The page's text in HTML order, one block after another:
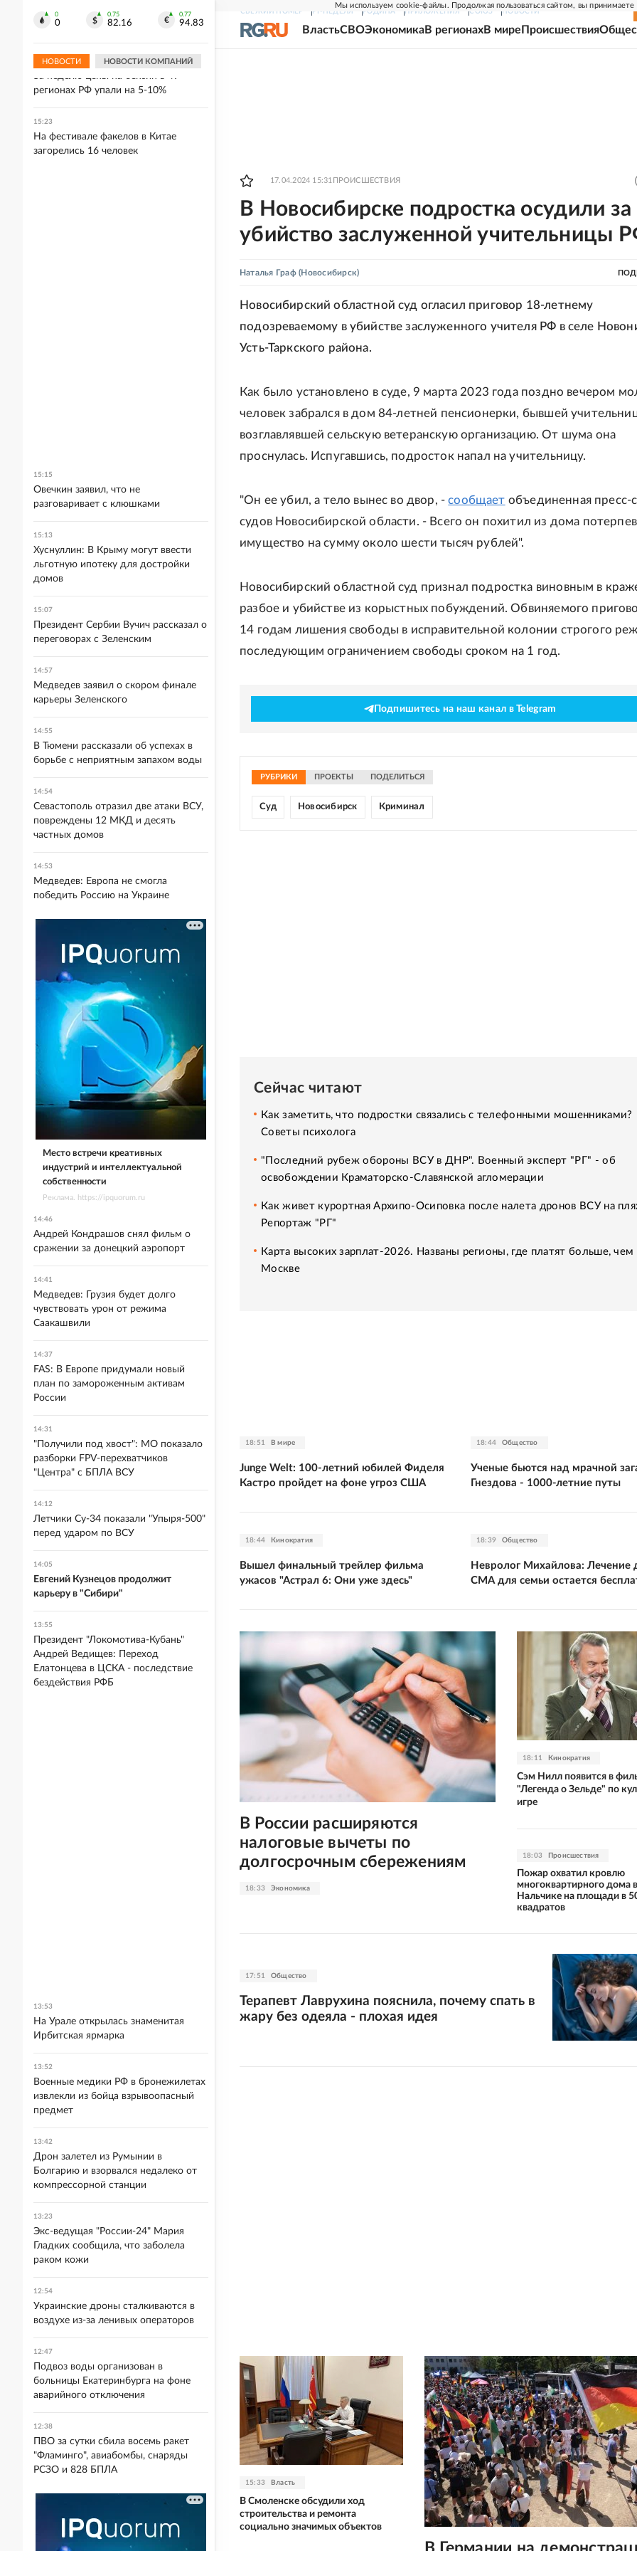
Мы используем cookie-файлы. Продолжая пользоваться сайтом, вы принимаете
СВЕЖИЙ НОМЕР РГ-НЕДЕЛЯ РОДИНА ПРИЛОЖЕНИЯ СОЮЗ НОВОСТИ
ВластьСВОЭкономикаВ регионахВ мире Происшествия
17.04.2024 15:31 ПРОИСШЕСТВИЯ
В Новосибирске подростка осудили за
убийство заслуженной учительницы
Наталья Граф(Новосибирск)
Новосибирский областной суд огласил приговор 18-летнему
подозреваемому в убийстве заслуженного учителя РФ в селе
Усть-Таркского района.
Как было установлено в суде, 9 марта 2023 года поздно вечером
человек забрался в дом 84-летней пенсионерки, бывшей
возглавлявшей сельскую ветеранскую организацию. От шума она
проснулась. Испугавшись, подросток напал на учительницу.
"Он ее убил, а тело вынес во двор, -сообщает объединенная пресс-
судов Новосибирской области. - Всего он похитил из дома
имущество на сумму около шести тысяч рублей".
Новосибирский областной суд признал подростка виновным в
разбое и убийстве из корыстных побуждений. Обвиняемого
14 годам лишения свободы в исправительной колонии строгого
последующим ограничением свободы сроком на 1 год.
Подпишитесь на наш канал в Telegram
РУБРИКИ ПРОЕКТЫ ПОДЕЛИТЬСЯ
Суд Новосибирск Криминал
Сейчас читают
Как заметить, что подростки связались с телефонными мошенниками?
Советы психолога
"Последний рубеж обороны ВСУ в ДНР". Военный эксперт "РГ" - об
освобождении Краматорско-Славянской агломерации
Как живет курортная Архипо-Осиповка после налета дронов ВСУ на
Репортаж "РГ"
Карта высоких зарплат-2026. Названы регионы, где платят больше, чем
Москве
18:51 В мире
Junge Welt: 100-летний юбилей Фиделя
Кастро пройдет на фоне угроз США
18:44 Общество
Ученые бьются над мрачной
Гнездова - 1000-летние путы
18:44 Кинократия
Вышел финальный трейлер фильма
ужасов "Астрал 6: Они уже здесь"
18:39 Общество
Невролог Михайлова: Лечение
СМА для семьи остается
18:33 Экономика
В России расширяются
налоговые вычеты по
долгосрочным сбережениям
18:11 Кинократия
Сэм Нилл появится в
"Легенда о Зельде" по
игре
18:03 Происшествия
Пожар охватил кровлю
многоквартирного дома в
Нальчике на площади в
квадратов
17:51 Общество
Терапевт Лаврухина пояснила, почему спать в
жару без одеяла - плохая идея
В Германии на
15:33 Власть
В Смоленске обсудили ход
строительства и ремонта
социально значимых объектов
0
0
0.75
82.16
0.77
94.83
НОВОСТИ НОВОСТИ КОМПАНИЙ
отлетело в легковушку, один человек
15:47
За неделю цены на бензин в 49
регионах РФ упали на 5-10%
15:23
На фестивале факелов в Китае
загорелись 16 человек
15:15
Овечкин заявил, что не
разговаривает с клюшками
15:13
Хуснуллин: В Крыму могут ввести
льготную ипотеку для достройки
домов
15:07
Президент Сербии Вучич рассказал о
переговорах с Зеленским
14:57
Медведев заявил о скором финале
карьеры Зеленского
14:55
В Тюмени рассказали об успехах в
борьбе с неприятным запахом воды
14:54
Севастополь отразил две атаки ВСУ,
повреждены 12 МКД и десять
частных домов
14:53
Медведев: Европа не смогла
победить Россию на Украине
Место встречи креативных
индустрий и интеллектуальной
собственности
Реклама. https://ipquorum.ru
14:46
Андрей Кондрашов снял фильм о
сражении за донецкий аэропорт
14:41
Медведев: Грузия будет долго
чувствовать урон от режима
Саакашвили
14:37
FAS: В Европе придумали новый
план по замороженным активам
России
14:31
"Получили под хвост": МО показало
разборки FPV-перехватчиков
"Центра" с БПЛА ВСУ
14:12
Летчики Су-34 показали "Упыря-500"
перед ударом по ВСУ
14:05
Евгений Кузнецов продолжит
карьеру в "Сибири"
13:55
Президент "Локомотива-Кубань"
Андрей Ведищев: Переход
Елатонцева в ЦСКА - последствие
бездействия РФБ
13:53
На Урале открылась знаменитая
Ирбитская ярмарка
13:52
Военные медики РФ в бронежилетах
извлекли из бойца взрывоопасный
предмет
13:42
Дрон залетел из Румынии в
Болгарию и взорвался недалеко от
компрессорной станции
13:23
Экс-ведущая "России-24" Мария
Гладких сообщила, что заболела
раком кожи
12:54
Украинские дроны сталкиваются в
воздухе из-за ленивых операторов
12:47
Подвоз воды организован в
больницы Екатеринбурга на фоне
аварийного отключения
12:38
ПВО за сутки сбила восемь ракет
"Фламинго", авиабомбы, снаряды
РСЗО и 828 БПЛА